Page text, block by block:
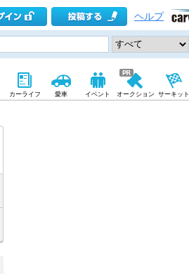
ヘルプ
カーライフ 愛車 イベント オークション サーキット